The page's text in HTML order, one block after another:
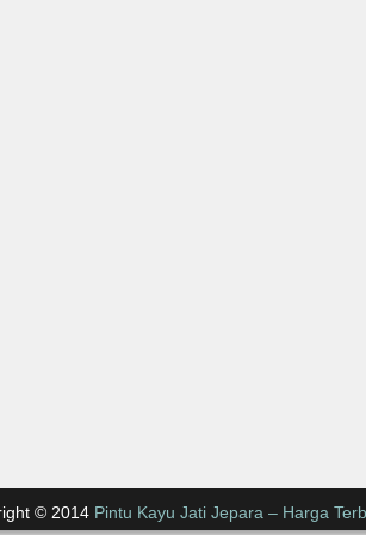
© 2014 Pintu Kayu Jati Jepara – Harga